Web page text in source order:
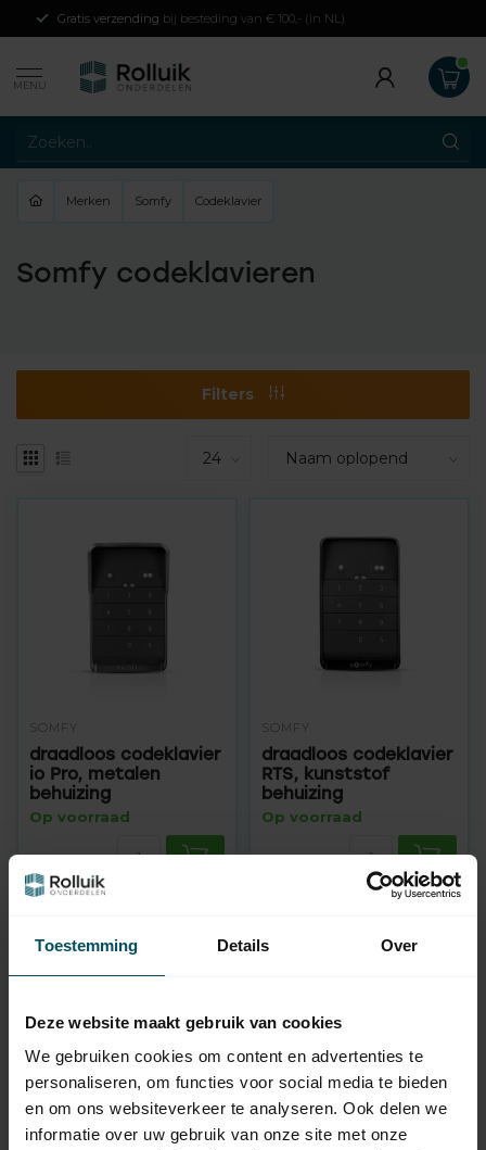
Toestemming Details Over
Deze website maakt gebruik van cookies
We gebruiken cookies om content en advertenties te
personaliseren, om functies voor social media te bieden
en om ons websiteverkeer te analyseren. Ook delen we
informatie over uw gebruik van onze site met onze
Gratis verzending bij besteding van € 100,- (in NL)
MENU
Merken Somfy Codeklavier
Somfy codeklavieren
Filters
SOMFY
draadloos codeklavier
io Pro, metalen
behuizing
Op voorraad
164,95
SOMFY
draadloos codeklavier
RTS, kunststof
behuizing
Op voorraad
114,95
SOMFY